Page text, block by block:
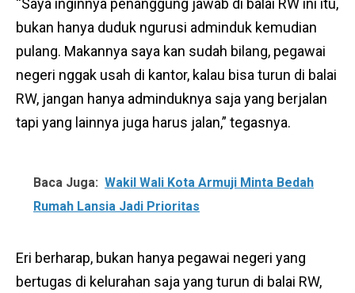
“Saya inginnya penanggung jawab di balai RW ini itu,
bukan hanya duduk ngurusi adminduk kemudian
pulang. Makannya saya kan sudah bilang, pegawai
negeri nggak usah di kantor, kalau bisa turun di balai
RW, jangan hanya adminduknya saja yang berjalan
tapi yang lainnya juga harus jalan,” tegasnya.
Baca Juga: Wakil Wali Kota Armuji Minta Bedah
Rumah Lansia Jadi Prioritas
Eri berharap, bukan hanya pegawai negeri yang
bertugas di kelurahan saja yang turun di balai RW,